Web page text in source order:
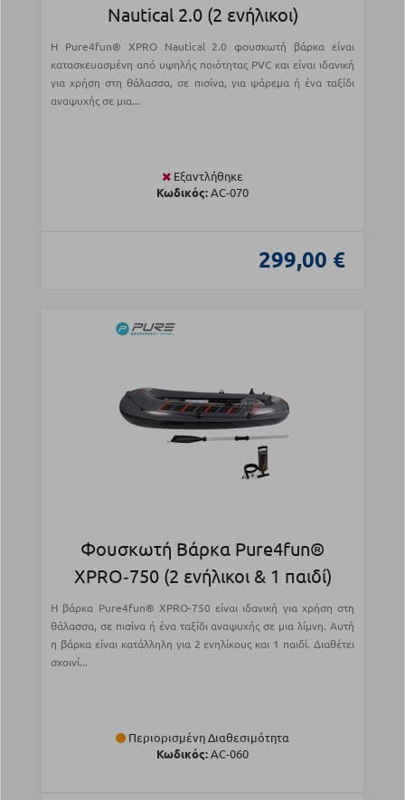
Nautical 2.0 (2 ενήλικοι)
Η Pure4fun® XPRO Nautical 2.0 φουσκωτή βάρκα είναι
κατασκευασμένη από υψηλής ποιότητας PVC και είναι ιδανική
για χρήση στη θάλασσα, σε πισίνα, για ψάρεμα ή ένα ταξίδι
αναψυχής σε μια...
Εξαντλήθηκε
Κωδικός:AC-070
299,00 €
Φουσκωτή Βάρκα Pure4fun®
XPRO‑750 (2 ενήλικοι & 1 παιδί)
Η βάρκα Pure4fun® XPRO-750 είναι ιδανική για χρήση στη
θάλασσα, σε πισίνα ή ένα ταξίδι αναψυχής σε μια λίμνη. Αυτή
η βάρκα είναι κατάλληλη για 2 ενηλίκους και 1 παιδί. Διαθέτει
σχοινί...
Περιορισμένη Διαθεσιμότητα
Κωδικός:AC-060